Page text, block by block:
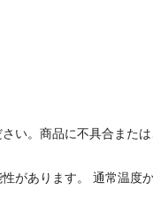
い。商品に不具合また
あります。 通常温度